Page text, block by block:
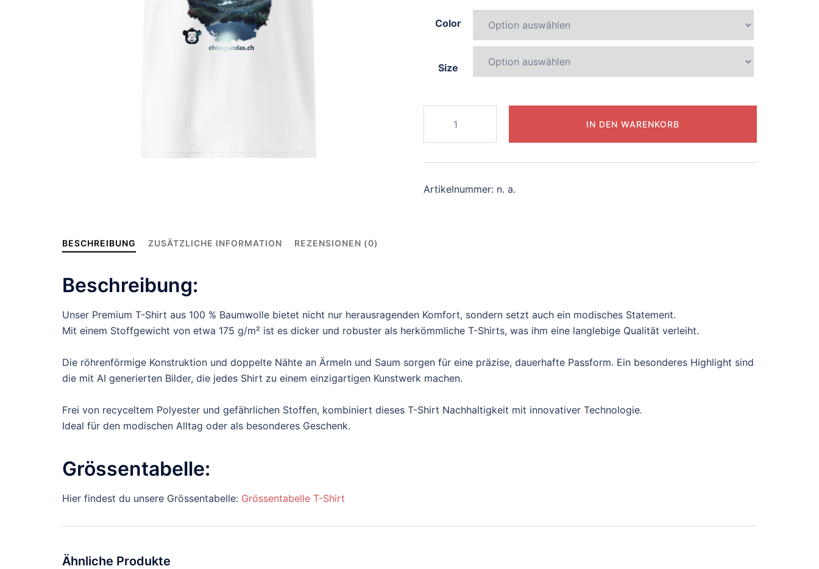
Color
Size
tiger
Menge
IN DEN WARENKORB
Artikelnummer: n. a.
BESCHREIBUNG ZUSÄTZLICHE INFORMATION REZENSIONEN (0)
Beschreibung:
Unser Premium T-Shirt aus 100 % Baumwolle bietet nicht nur herausragenden Komfort, sondern setzt auch ein modisches Statement.
Mit einem Stoffgewicht von etwa 175 g/m² ist es dicker und robuster als herkömmliche T-Shirts, was ihm eine langlebige Qualität verleiht.
Die röhrenförmige Konstruktion und doppelte Nähte an Ärmeln und Saum sorgen für eine präzise, dauerhafte Passform. Ein besonderes Highlight sind
die mit AI generierten Bilder, die jedes Shirt zu einem einzigartigen Kunstwerk machen.
Frei von recyceltem Polyester und gefährlichen Stoffen, kombiniert dieses T-Shirt Nachhaltigkeit mit innovativer Technologie.
Ideal für den modischen Alltag oder als besonderes Geschenk.
Grössentabelle:
Hier findest du unsere Grössentabelle: Grössentabelle T-Shirt
Ähnliche Produkte